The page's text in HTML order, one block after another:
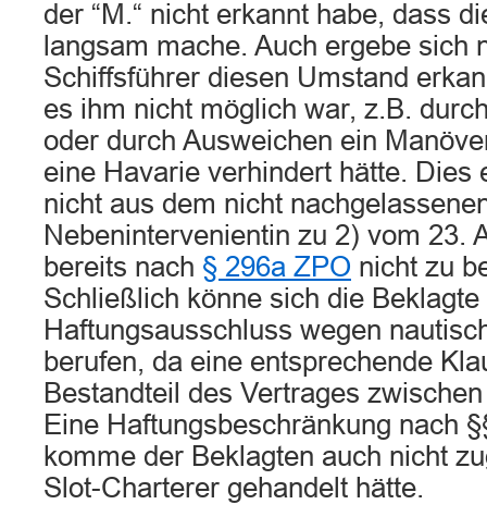
der “M.“ nicht erkannt habe, dass
langsam mache. Auch ergebe sich
Schiffsführer diesen Umstand
es ihm nicht möglich war, z.B.
oder durch Ausweichen ein
eine Havarie verhindert hätte. Dies
nicht aus dem nicht
Nebenintervenientin zu 2) vom 23.
bereits nach § 296a ZPO nicht zu
Schließlich könne sich die
Haftungsausschluss wegen
berufen, da eine entsprechende
Bestandteil des Vertrages
Eine Haftungsbeschränkung nach
komme der Beklagten auch nicht
Slot-Charterer gehandelt hätte.